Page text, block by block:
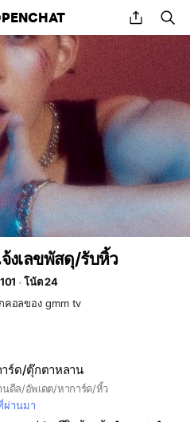
share
งเลขพัสดุ/รับหิ้ว
โน้ต 24
คอลของ gmm tv
ร์ด/ตุ๊กตาหลาน
ดีล/อัพเดต/หาการ์ด/หิ้ว
ผ่านมา